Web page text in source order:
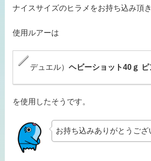
ナイスサイズのヒラメをお持ち込み頂き
使用ルアーは
デュエル） ヘビーショット40ｇ
を使用したそうです。
お持ち込みありがとうござ